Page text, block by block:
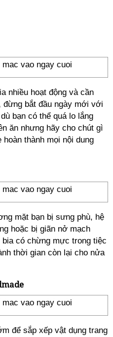
nhiều hoạt động và cần
đừng bắt đầu ngày mới với
bạn có thể quá lo lắng
ăn nhưng hãy cho chút gì
thành mọi nội dung
mặt bạn bị sưng phù, hệ
hoặc bị giãn nở mạch
có chừng mực trong tiệc
thời gian còn lại cho nửa
để sắp xếp vật dụng trang